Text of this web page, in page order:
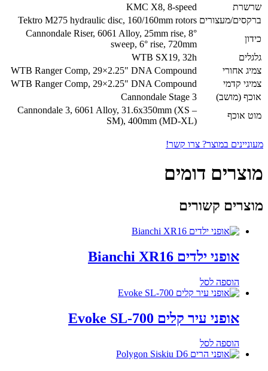
שרשרת
KMC X8, 8-speed
ברקסים/מעצורים Tektro M275 hydraulic disc, 160/160mm rotors
כידון
Cannondale Riser, 6061 Alloy, 25mm rise, 8°
sweep, 6° rise, 720mm
גלגלים
WTB SX19, 32h
צמיג אחורי
WTB Ranger Comp, 29×2.25" DNA Compound
צמיגי קדמי
WTB Ranger Comp, 29×2.25" DNA Compound
אוכף (מושב)
Cannondale Stage 3
מוט אוכף
Cannondale 3, 6061 Alloy, 31.6x350mm (XS –
SM), 400mm (MD-XL)
מעוניינים במוצר? צרו קשר!
מוצרים דומים
מוצרים קשורים
אופני ילדים Bianchi XR16
הוספה לסל
אופני עיר קלים Evoke SL-700
הוספה לסל